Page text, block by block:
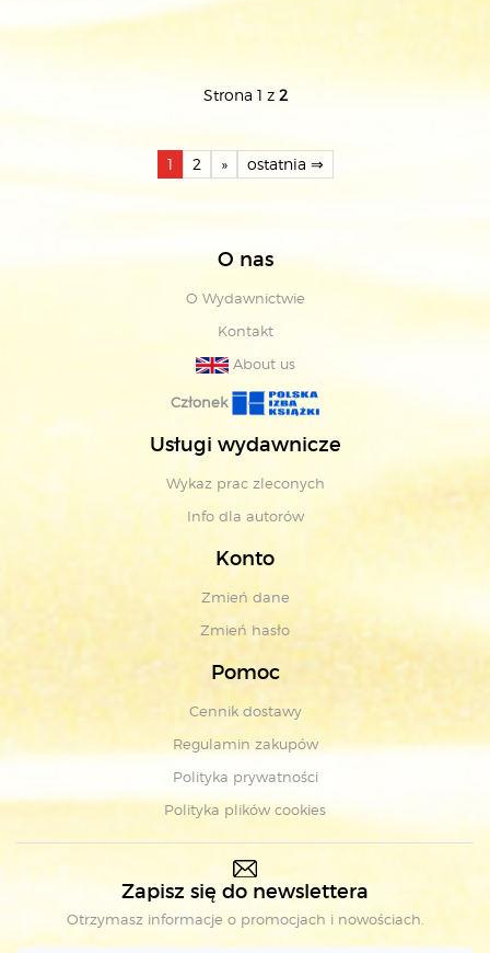
Strona 1 z 2
1 2 » ostatnia ⇒
O nas
O Wydawnictwie
Kontakt
About us
Członek
Usługi wydawnicze
Wykaz prac zleconych
Info dla autorów
Konto
Zmień dane
Zmień hasło
Pomoc
Cennik dostawy
Regulamin zakupów
Polityka prywatności
Polityka plików cookies
Zapisz się do newslettera
Otrzymasz informacje o promocjach i nowościach.